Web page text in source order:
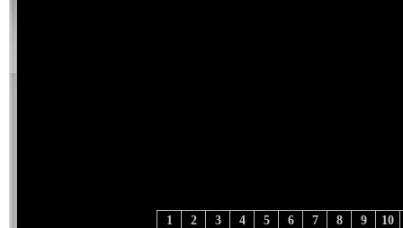
10
9
8
7
6
5
4
3
2
1